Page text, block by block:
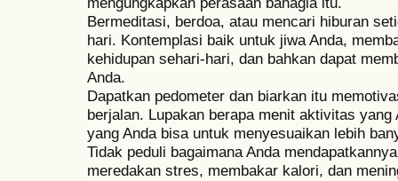
Bermeditasi, berdoa, atau mencari hiburan
hari. Kontemplasi baik untuk jiwa Anda,
kehidupan sehari-hari, dan bahkan dapat
Anda.
Dapatkan pedometer dan biarkan itu
berjalan. Lupakan berapa menit aktivitas
yang Anda bisa untuk menyesuaikan lebih
Tidak peduli bagaimana Anda
meredakan stres, membakar kalori, dan